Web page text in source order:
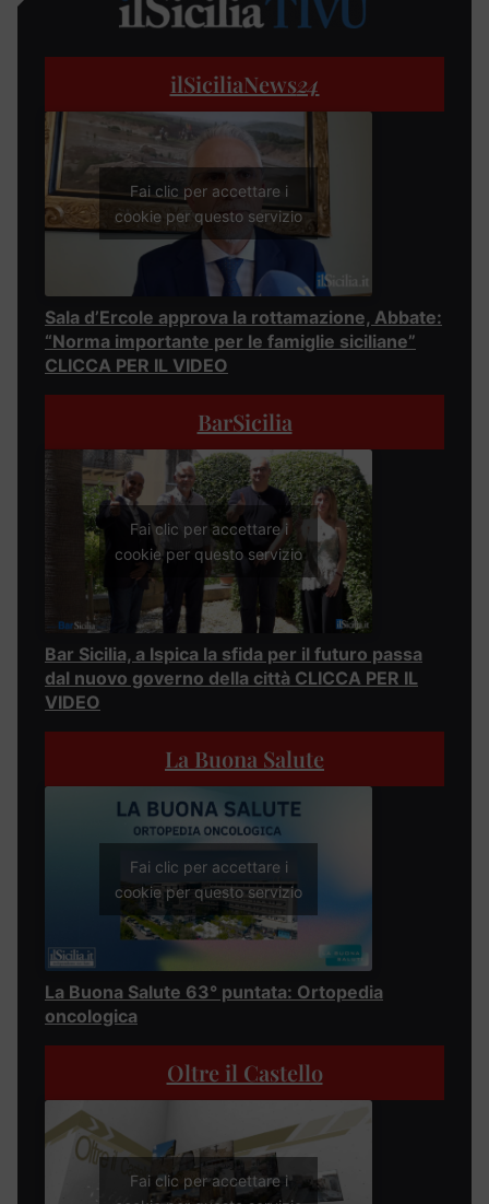
ilSiciliaNews24
Fai clic per accettare i
cookie per questo servizio
Sala d’Ercole approva la rottamazione, Abbate:
“Norma importante per le famiglie siciliane”
CLICCA PER IL VIDEO
BarSicilia
Fai clic per accettare i
cookie per questo servizio
Bar Sicilia, a Ispica la sfida per il futuro passa
dal nuovo governo della città CLICCA PER IL
VIDEO
La Buona Salute
Fai clic per accettare i
cookie per questo servizio
La Buona Salute 63° puntata: Ortopedia
oncologica
Oltre il Castello
Fai clic per accettare i